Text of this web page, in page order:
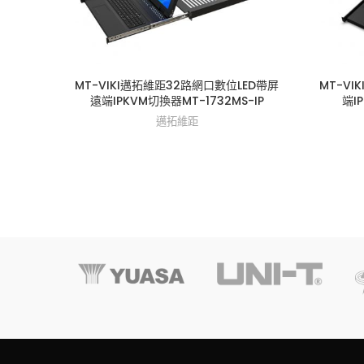
MT-VIKI邁拓維距32路網口數位LED帶屏
遠端IPKVM切換器MT-1732MS-IP
邁拓維距
MT-
端